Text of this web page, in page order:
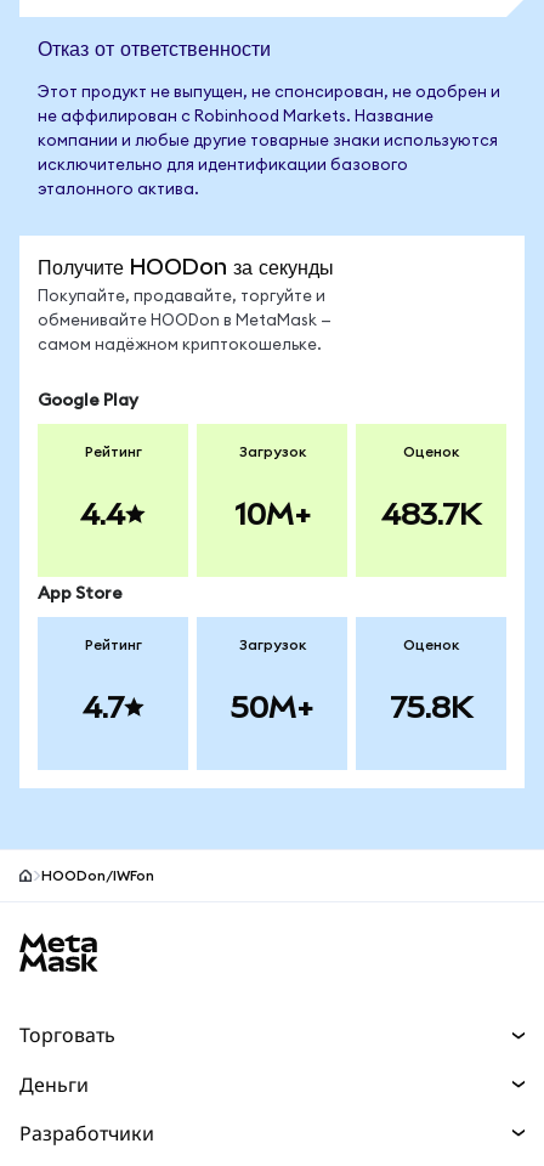
Отказ от ответственности
Этот продукт не выпущен, не спонсирован, не одобрен и
не аффилирован с Robinhood Markets. Название
компании и любые другие товарные знаки используются
исключительно для идентификации базового
эталонного актива.
Получите HOODon за секунды
Покупайте, продавайте, торгуйте и
обменивайте HOODon в MetaMask —
самом надёжном криптокошельке.
Google Play
Рейтинг
4.4
Загрузок
10M+
Оценок
483.7K
App Store
Рейтинг
4.7
Загрузок
50M+
Оценок
75.8K
HOODon/IWFon
Торговать
Прогнозы
Деньги
Разработчики